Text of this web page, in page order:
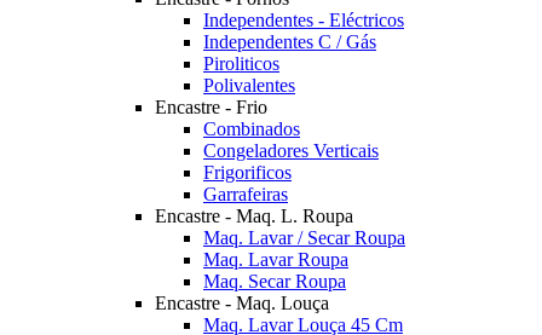
Independentes - Eléctricos
Independentes C / Gás
Piroliticos
Polivalentes
Encastre - Frio
Combinados
Congeladores Verticais
Frigorificos
Garrafeiras
Encastre - Maq. L. Roupa
Maq. Lavar / Secar Roupa
Maq. Lavar Roupa
Maq. Secar Roupa
Encastre - Maq. Louça
Maq. Lavar Louça 45 Cm